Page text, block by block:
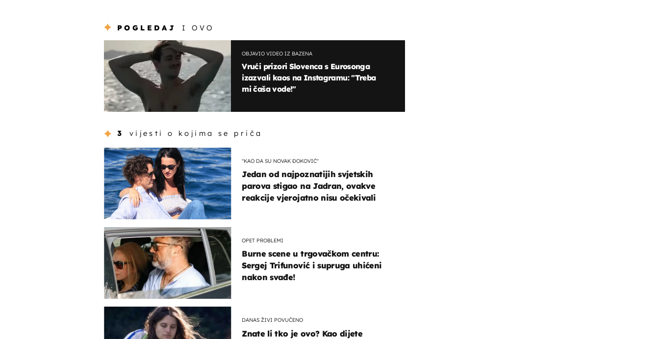
POGLEDAJ I OVO
OBJAVIO VIDEO IZ BAZENA
Vrući prizori Slovenca s Eurosonga
izazvali kaos na Instagramu: "Treba
mi čaša vode!"
3 vijesti o kojima se priča
"KAO DA SU NOVAK ĐOKOVIĆ"
Jedan od najpoznatijih svjetskih
parova stigao na Jadran, ovakve
reakcije vjerojatno nisu očekivali
OPET PROBLEMI
Burne scene u trgovačkom centru:
Sergej Trifunović i supruga uhićeni
nakon svađe!
DANAS ŽIVI POVUČENO
Znate li tko je ovo? Kao dijete